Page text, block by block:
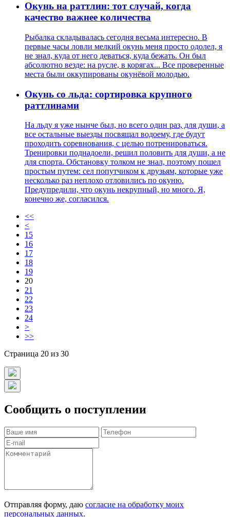
Окунь на раттлин: тот случай, когда
качество важнее количества
Рыбалка складывалась сегодня весьма интересно. В
первые часы ловли мелкий окунь меня просто одолел, я
не знал, куда от него деваться, куда бежать. Он был
абсолютно везде: на русле, в корягах... Все проверенные
места были оккупированы окунёвой молодью.
Окунь со льда: сортировка крупного
раттлинами
На льду я уже нынче был, но всего один раз, для души, а
все остальные выезды посвящал водоему, где будут
проходить соревнования, с целью потренироваться.
Тренировки поднадоели, решил половить для души, а не
для спорта. Обстановку толком не знал, поэтому пошел
простым путем: сел попутчиком к друзьям, которые уже
несколько раз неплохо отловились по окуню.
Предупредили, что окунь некрупный, но много. Я,
конечно же, согласился.
<<
<
15
16
17
18
19
20
21
22
23
24
>
>>
Страница 20 из 30
Сообщить о поступлении
Отправляя форму, даю согласие на обработку моих
персональных данных.